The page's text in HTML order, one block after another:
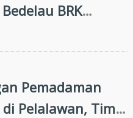
BRK
Minta Kejati
Direksi
Pemadaman
Pelalawan, Tim